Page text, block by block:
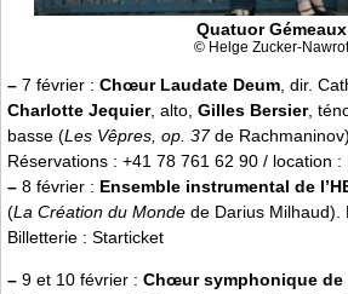
Quatuor Gémeaux
© Helge Zucker-Nawrot
– 7 février : Chœur Laudate Deum , dir.
Charlotte Jequier, alto, Gilles Bersier,
basse (Les Vêpres, op. 37de
Réservations : +41 78 761 62 90 / location :
– 8 février : Ensemble instrumental de
(La Création du Monde de Darius Milhaud).
Billetterie : Starticket
– 9 et 10 février : Chœur symphonique de